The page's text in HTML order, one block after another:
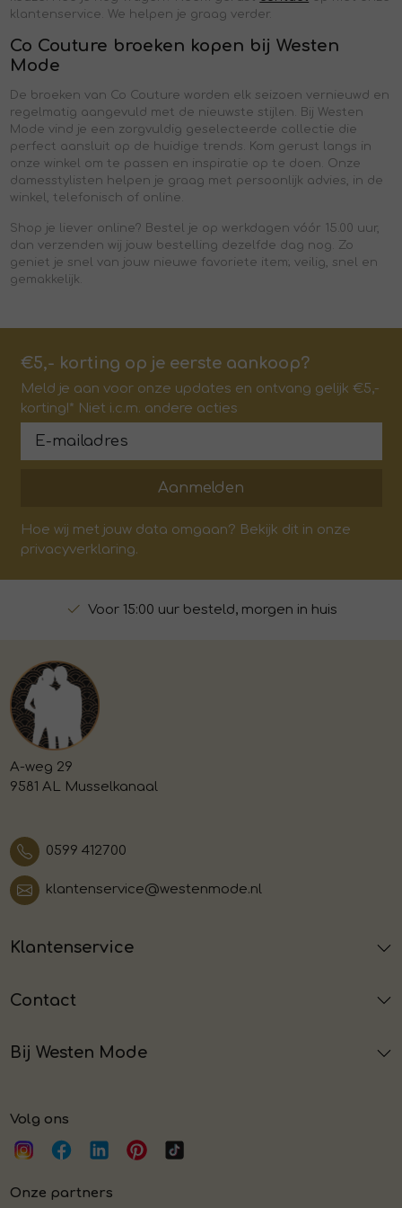
klantenservice. We helpen je graag verder.
Co Couture broeken kopen bij Westen
Mode
De broeken van Co Couture worden elk seizoen vernieuwd en
regelmatig aangevuld met de nieuwste stijlen. Bij Westen
Mode vind je een zorgvuldig geselecteerde collectie die
perfect aansluit op de huidige trends. Kom gerust langs in
onze winkel om te passen en inspiratie op te doen. Onze
damesstylisten helpen je graag met persoonlijk advies, in de
winkel, telefonisch of online.
Shop je liever online? Bestel je op werkdagen vóór 15.00 uur,
dan verzenden wij jouw bestelling dezelfde dag nog. Zo
geniet je snel van jouw nieuwe favoriete item; veilig, snel en
gemakkelijk.
€5,- korting op je eerste aankoop?
Meld je aan voor onze updates en ontvang gelijk €5,-
korting!* Niet i.c.m. andere acties
Aanmelden
Hoe wij met jouw data omgaan? Bekijk dit in onze
privacyverklaring.
Voor 15:00 uur besteld, morgen in huis
A-weg 29
9581 AL Musselkanaal
0599 412700
klantenservice@westenmode.nl
Klantenservice
Contact
Bij Westen Mode
Volg ons
Onze partners